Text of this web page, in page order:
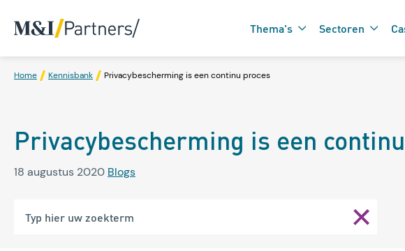
Thema's
Domotica
Sectoren
Home Kennisbank Privacybescherming is een continu proces
Privacybescherming is een
18 augustus 2020 Blogs